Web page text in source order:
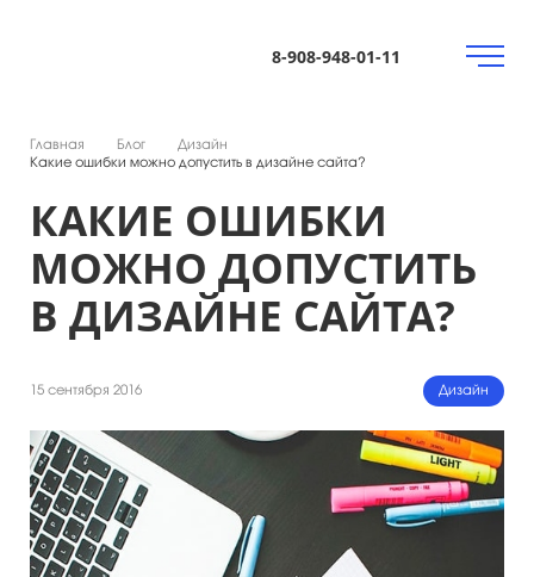
8-908-948-01-11
Главная Блог
Дизайн
Какие ошибки можно допустить в дизайне сайта?
КАКИЕ ОШИБКИ
МОЖНО ДОПУСТИТЬ
В ДИЗАЙНЕ САЙТА?
15 сентября 2016 Дизайн